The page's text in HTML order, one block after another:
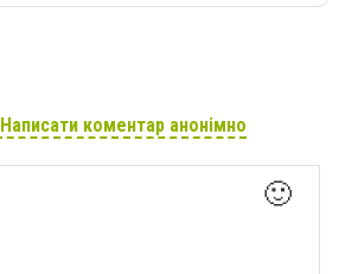
Написати коментар анонімно
🙂